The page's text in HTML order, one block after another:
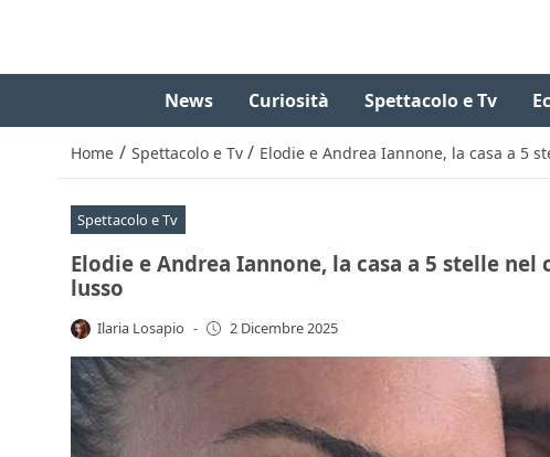
News Curiosità Spettacolo e Tv
Home / Spettacolo e Tv / Elodie e Andrea Iannone, la casa a 5
Spettacolo e Tv
Elodie e Andrea Iannone, la casa a 5 stelle
lusso
Ilaria Losapio - 2 Dicembre 2025